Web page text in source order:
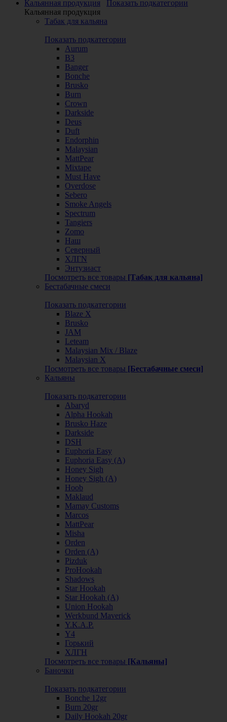
Кальянная продукция
Показать подкатегории
Кальянная продукция
Табак для кальяна
Показать подкатегории
Aurum
B3
Banger
Bonche
Brusko
Burn
Crown
Darkside
Deus
Duft
Endorphin
Malaysian
MattPear
Mixtape
Must Have
Overdose
Sebero
Smoke Angels
Spectrum
Tangiers
Zomo
Наш
Северный
ХЛГN
Энтузиаст
Посмотреть все товары [Табак для кальяна]
Бестабачные смеси
Показать подкатегории
Blaze X
Brusko
JAM
Leteam
Malaysian Mix / Blaze
Malaysian X
Посмотреть все товары [Бестабачные смеси]
Кальяны
Показать подкатегории
Abaryd
Alpha Hookah
Brusko Haze
Darkside
DSH
Euphoria Easy
Euphoria Easy (А)
Honey Sigh
Honey Sigh (А)
Hoob
Maklaud
Mamay Customs
Marcos
MattPear
Misha
Orden
Orden (А)
Pizduk
ProHookah
Shadows
Star Hookah
Star Hookah (А)
Union Hookah
Werkbund Maverick
Y.K.A.P.
Y4
Горький
ХЛГН
Посмотреть все товары [Кальяны]
Баночки
Показать подкатегории
Bonche 12gr
Burn 20gr
Daily Hookah 20gr